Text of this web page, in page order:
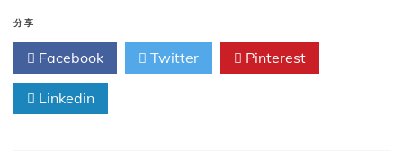
新:2023
年
9
分享
Facebook Twitter Pinterest
Linkedin